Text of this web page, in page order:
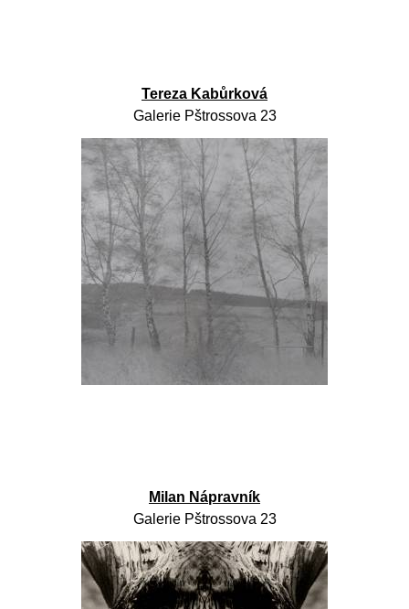
Tereza Kabůrková
Galerie Pštrossova 23
Milan Nápravník
Galerie Pštrossova 23